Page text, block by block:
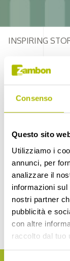
Consenso
Questo sito
Utilizziamo i
annunci, per
analizzare il
informazioni
nostri partner
pubblicità e
con altre
raccolto dal tuo
INSPIRING